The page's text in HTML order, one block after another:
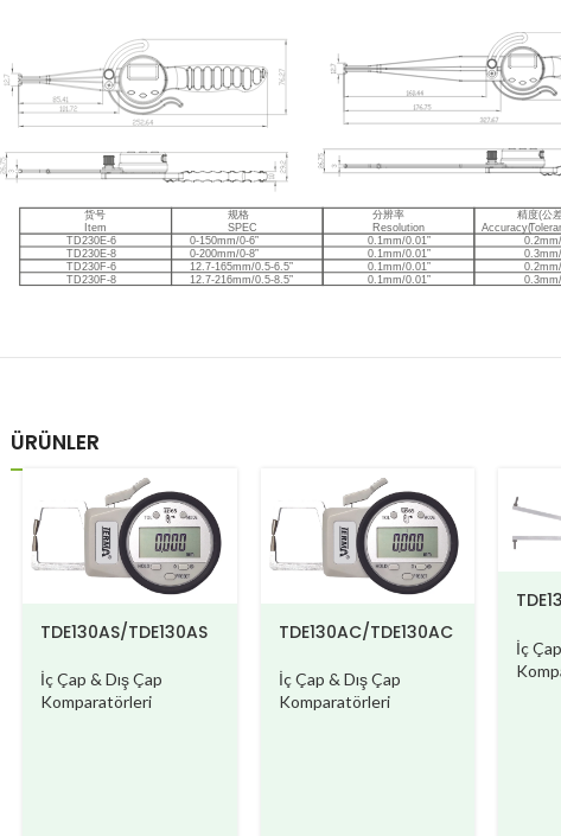
ÜRÜNLER
TDE130AS/TDE130AS
İç Çap & Dış Çap
Komparatörleri
TDE130AC/TDE130AC
İç Çap & Dış Çap
Komparatörleri
İç